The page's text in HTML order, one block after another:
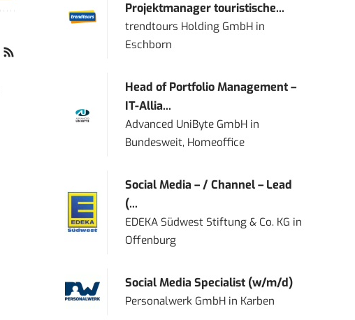
Projektmanager touristische...
trendtours Holding GmbH in
Eschborn
Head of Portfolio Management –
IT-Allia...
Advanced UniByte GmbH in
Bundesweit, Homeoffice
Social Media – / Channel – Lead
(...
EDEKA Südwest Stiftung & Co. KG in
Offenburg
Social Media Specialist (w/m/d)
Personalwerk GmbH in Karben